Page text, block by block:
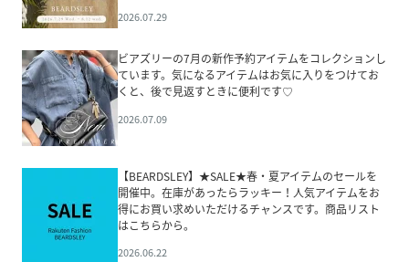
2026.07.29
ビアズリーの7月の新作予約アイテムをコレクションし
ています。気になるアイテムはお気に入りをつけてお
くと、後で見返すときに便利です♡
2026.07.09
【BEARDSLEY】★SALE★春・夏アイテムのセールを
開催中。在庫があったらラッキー！人気アイテムをお
得にお買い求めいただけるチャンスです。商品リスト
はこちらから。
2026.06.22